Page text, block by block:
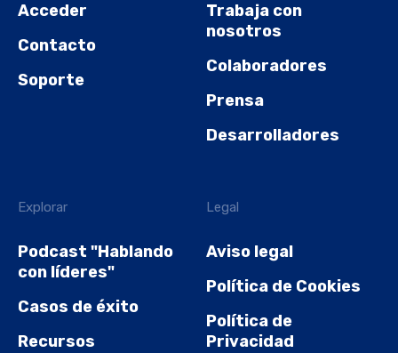
Acceder
Contacto
Soporte
Trabaja con
nosotros
Colaboradores
Prensa
Desarrolladores
Explorar
Podcast "Hablando
con líderes"
Casos de éxito
Recursos
Legal
Aviso legal
Política de Cookies
Política de
Privacidad